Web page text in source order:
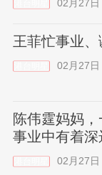
02月27日
王菲忙事业
02月27日
陈伟霆妈妈
事业中有着
02月27日